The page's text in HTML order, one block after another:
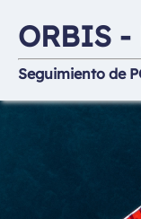
ORBIS -
Seguimiento de